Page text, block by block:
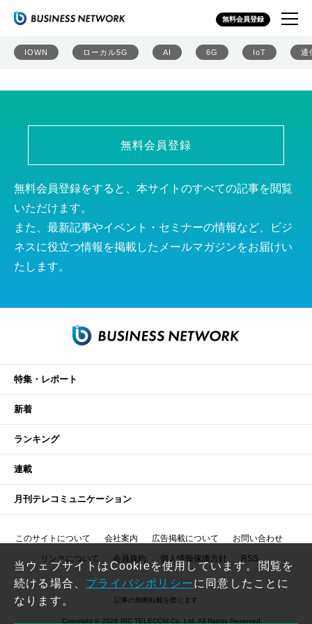
無料会員登録
IOWN ローカル5G AI 6G IoT 通
6GHz帯Wi-Fiは「低遅延」「多端末」で Wi-Fi 7への準
備も始めておこう
無料会員登録
無料会員登録をすると、本サイトのすべての記事を閲覧
いただけます。
また、最新記事やイベント・セミナーの情報など、ビジ
ネスに役立つ情報を掲載したメールマガジンをお届けい
たします。
特集・レポート
新着
ランキング
連載
月刊テレコミュニケーション
このサイトについて 会社案内 広告掲載について お問い合わせ
リンクについて 会員規約 個人情報保護方針 RSS
記事の無断転載を禁じます
Copyright © 2026 RIC TELECOM Co.,Ltd. All Rights Reserved.
当ウェブサイトはCookieを使用しています。閲覧を
続ける場合、 プライバシポリシーに同意したことに
なります。